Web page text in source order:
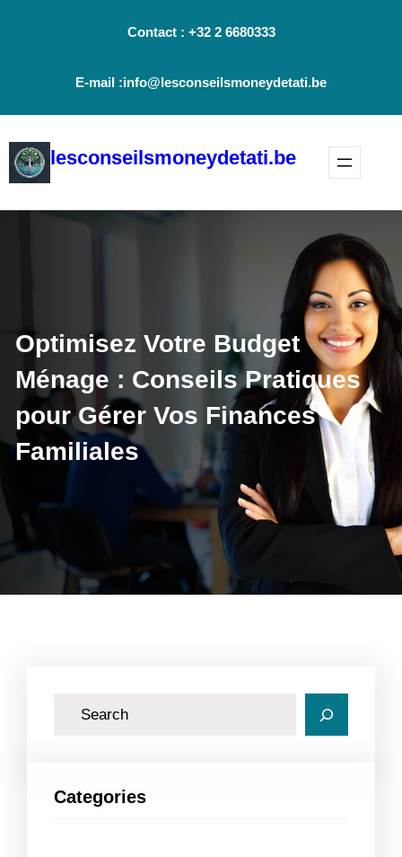
Contact : +32 2 6680333
E-mail :info@lesconseilsmoneydetati.be
lesconseilsmoneydetati.be
Optimisez Votre Budget
Ménage : Conseils Pratiques
pour Gérer Vos Finances
Familiales
Categories